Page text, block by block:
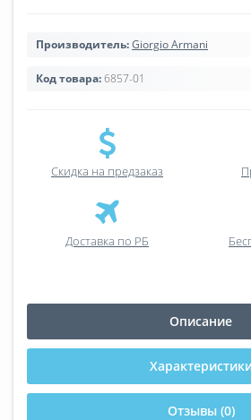
Производитель:Giorgio Armani
Код товара:6857-01
Скидка на предзаказ
Доставка по РБ
Описание
Отзывы (0)